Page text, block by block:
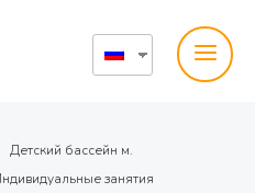
Детский бассейн м.
занятия